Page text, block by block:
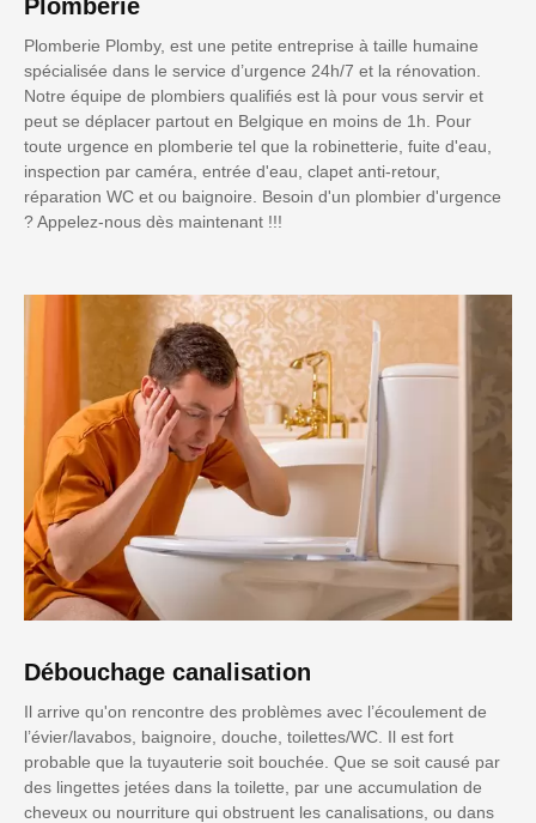
Plomberie
Plomberie Plomby, est une petite entreprise à taille humaine
spécialisée dans le service d’urgence 24h/7 et la rénovation.
Notre équipe de plombiers qualifiés est là pour vous servir et
peut se déplacer partout en Belgique en moins de 1h. Pour
toute urgence en plomberie tel que la robinetterie, fuite d'eau,
inspection par caméra, entrée d'eau, clapet anti-retour,
réparation WC et ou baignoire. Besoin d'un plombier d'urgence
? Appelez-nous dès maintenant !!!
Débouchage canalisation
Il arrive qu'on rencontre des problèmes avec l’écoulement de
l’évier/lavabos, baignoire, douche, toilettes/WC. Il est fort
probable que la tuyauterie soit bouchée. Que se soit causé par
des lingettes jetées dans la toilette, par une accumulation de
cheveux ou nourriture qui obstruent les canalisations, ou dans